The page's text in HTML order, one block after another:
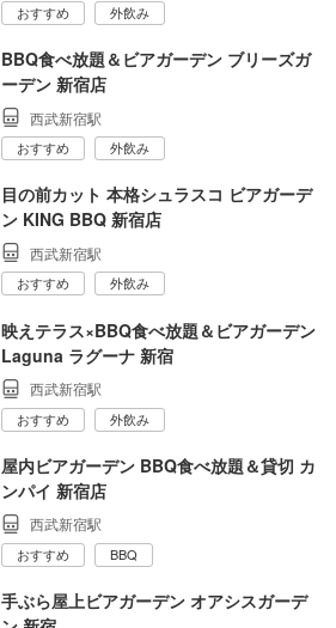
おすすめ 外飲み
BBQ食べ放題＆ビアガーデン ブリーズガ
ーデン 新宿店
西武新宿駅
おすすめ 外飲み
目の前カット 本格シュラスコ ビアガーデ
ン KING BBQ 新宿店
西武新宿駅
おすすめ 外飲み
映えテラス×BBQ食べ放題＆ビアガーデン
Laguna ラグーナ 新宿
西武新宿駅
おすすめ 外飲み
屋内ビアガーデン BBQ食べ放題＆貸切 カ
ンパイ 新宿店
西武新宿駅
おすすめ BBQ
手ぶら屋上ビアガーデン オアシスガーデ